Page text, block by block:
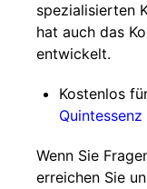
spezialisierten
hat auch das
entwickelt.
Kostenlos
Quintessenz
Wenn Sie
erreichen Sie